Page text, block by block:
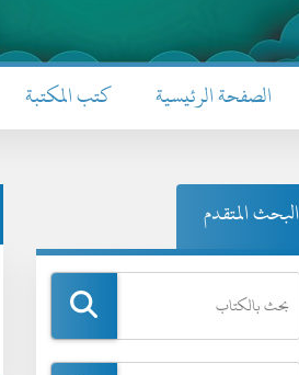
الصفحة الرئيسية كتب المكتبة
البحث المتقدم